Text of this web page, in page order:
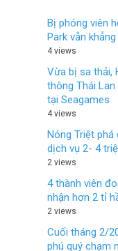
Bị phóng viên
Park vẫn
4 views
Vừa bị sa thải,
thông Thái Lan
tại Seagames
4 views
Nóng Triệt
dịch vụ 2- 4
2 views
4 thành viên
nhận hơn 2 tỉ
2 views
Cuối tháng 2/
phú quý chạm